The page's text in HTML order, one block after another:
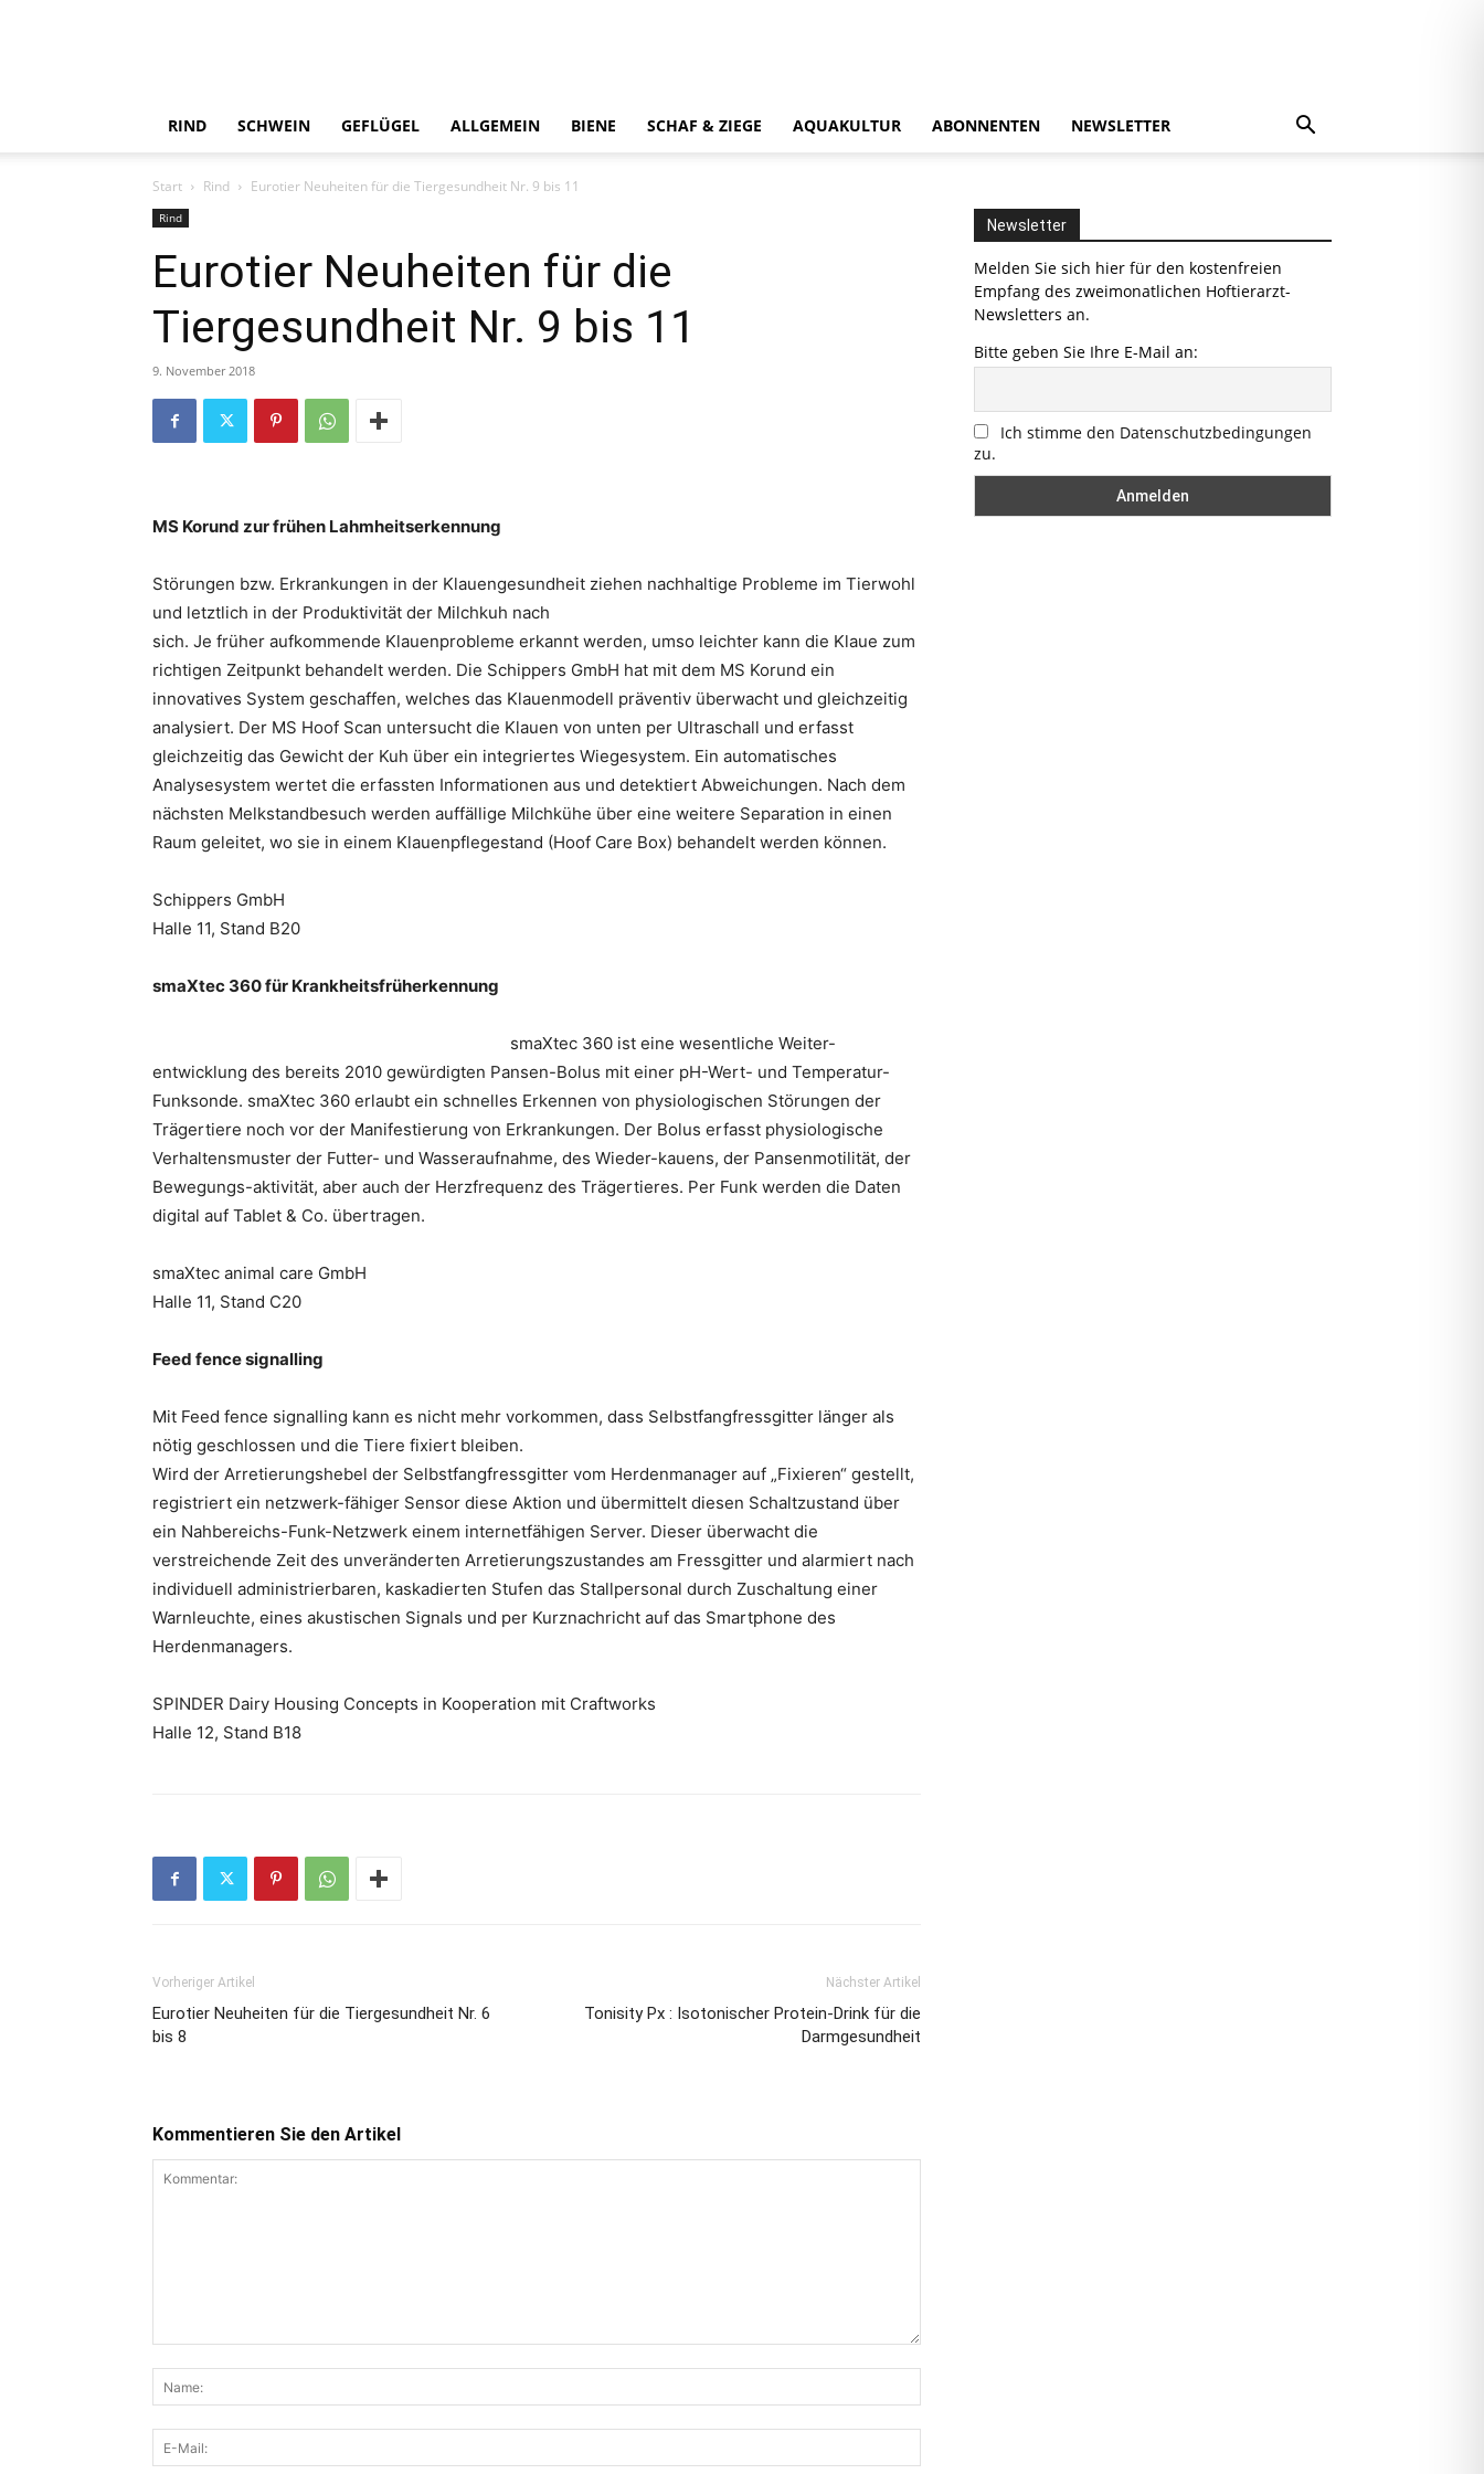
RIND SCHWEIN GEFLÜGEL ALLGEMEIN BIENE SCHAF & ZIEGE AQUAKULTUR ABONNENTEN NEWSLETTER
Start Rind Eurotier Neuheiten für die Tiergesundheit Nr. 9 bis 11
Rind
Eurotier Neuheiten für die
Tiergesundheit Nr. 9 bis 11
9. November 2018
MS Korund zur frühen Lahmheitserkennung
Störungen bzw. Erkrankungen in der Klauengesundheit ziehen nachhaltige Probleme im Tierwohl
und letztlich in der Produktivität der Milchkuh nach
sich. Je früher aufkommende Klauenprobleme erkannt werden, umso leichter kann die Klaue zum
richtigen Zeitpunkt behandelt werden. Die Schippers GmbH hat mit dem MS Korund ein
innovatives System geschaffen, welches das Klauenmodell präventiv überwacht und gleichzeitig
analysiert. Der MS Hoof Scan untersucht die Klauen von unten per Ultraschall und erfasst
gleichzeitig das Gewicht der Kuh über ein integriertes Wiegesystem. Ein automatisches
Analysesystem wertet die erfassten Informationen aus und detektiert Abweichungen. Nach dem
nächsten Melkstandbesuch werden auffällige Milchkühe über eine weitere Separation in einen
Raum geleitet, wo sie in einem Klauenpflegestand (Hoof Care Box) behandelt werden können.
Schippers GmbH
Halle 11, Stand B20
smaXtec 360 für Krankheitsfrüherkennung
smaXtec 360 ist eine wesentliche Weiter-
entwicklung des bereits 2010 gewürdigten Pansen-Bolus mit einer pH-Wert- und Temperatur-
Funksonde. smaXtec 360 erlaubt ein schnelles Erkennen von physiologischen Störungen der
Trägertiere noch vor der Manifestierung von Erkrankungen. Der Bolus erfasst physiologische
Verhaltensmuster der Futter- und Wasseraufnahme, des Wieder-kauens, der Pansenmotilität, der
Bewegungs-aktivität, aber auch der Herzfrequenz des Trägertieres. Per Funk werden die Daten
digital auf Tablet & Co. übertragen.
smaXtec animal care GmbH
Halle 11, Stand C20
Feed fence signalling
Mit Feed fence signalling kann es nicht mehr vorkommen, dass Selbstfangfressgitter länger als
nötig geschlossen und die Tiere fixiert bleiben.
Wird der Arretierungshebel der Selbstfangfressgitter vom Herdenmanager auf „Fixieren“ gestellt,
registriert ein netzwerk-fähiger Sensor diese Aktion und übermittelt diesen Schaltzustand über
ein Nahbereichs-Funk-Netzwerk einem internetfähigen Server. Dieser überwacht die
verstreichende Zeit des unveränderten Arretierungszustandes am Fressgitter und alarmiert nach
individuell administrierbaren, kaskadierten Stufen das Stallpersonal durch Zuschaltung einer
Warnleuchte, eines akustischen Signals und per Kurznachricht auf das Smartphone des
Herdenmanagers.
SPINDER Dairy Housing Concepts in Kooperation mit Craftworks
Halle 12, Stand B18
Vorheriger Artikel
Eurotier Neuheiten für die Tiergesundheit Nr. 6
bis 8
Nächster Artikel
Tonisity Px : Isotonischer Protein-Drink für die
Darmgesundheit
Kommentieren Sie den Artikel
Newsletter
Melden Sie sich hier für den kostenfreien
Empfang des zweimonatlichen Hoftierarzt-
Newsletters an.
Bitte geben Sie Ihre E-Mail an:
Ich stimme den Datenschutzbedingungen
zu.